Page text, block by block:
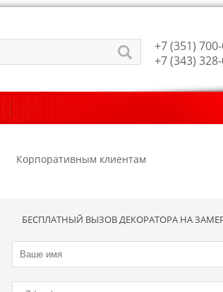
+7 (351)
+7 (343)
Корпоративным клиентам
БЕСПЛАТНЫЙ ВЫЗОВ ДЕКОРАТОРА НА